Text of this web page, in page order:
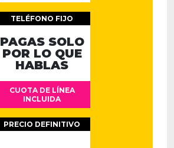
TELÉFONO FIJO
PAGAS SOLO
POR LO QUE
HABLAS
CUOTA DE LÍNEA
INCLUIDA
PRECIO DEFINITIVO